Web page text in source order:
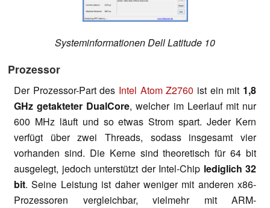
Systeminformationen Dell Latitude 10
Prozessor
Der Prozessor-Part des Intel Atom Z2760 ist ein mit 1,8
GHz getakteter DualCore, welcher im Leerlauf mit nur
600 MHz läuft und so etwas Strom spart. Jeder Kern
verfügt über zwei Threads, sodass insgesamt vier
vorhanden sind. Die Kerne sind theoretisch für 64 bit
ausgelegt, jedoch unterstützt der Intel-Chip lediglich 32
bit. Seine Leistung ist daher weniger mit anderen x86-
Prozessoren vergleichbar, vielmehr mit ARM-